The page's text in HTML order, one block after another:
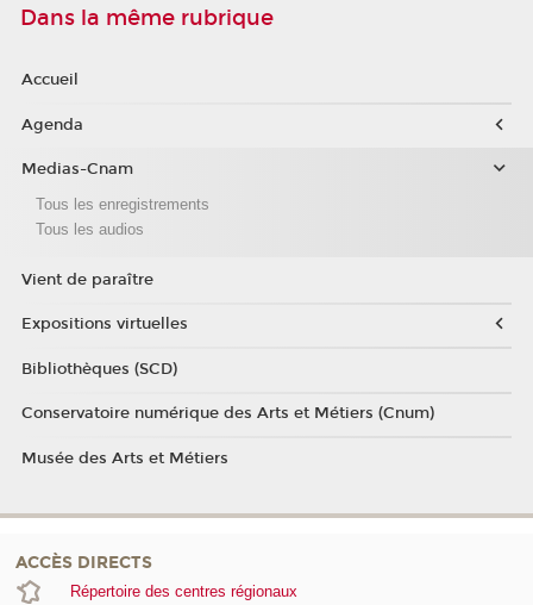
Dans la même rubrique
Accueil
Agenda
Medias-Cnam
Tous les enregistrements
Tous les audios
Vient de paraître
Expositions virtuelles
Bibliothèques (SCD)
Conservatoire numérique des Arts et Métiers (Cnum)
Musée des Arts et Métiers
ACCÈS DIRECTS
Répertoire des centres régionaux